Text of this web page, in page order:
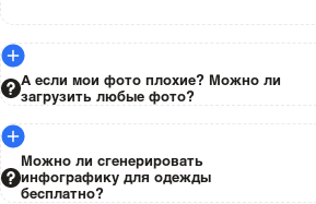
А если мои фото плохие? Можно ли
загрузить любые фото?
Можно ли сгенерировать
инфографику для одежды
бесплатно?